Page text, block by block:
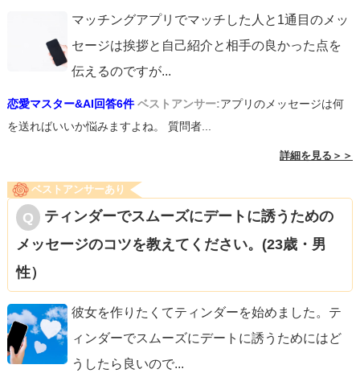
マッチングアプリでマッチした人と1通目のメッ
セージは挨拶と自己紹介と相手の良かった点を
伝えるのですが...
恋愛マスター&AI回答6件 ベストアンサー:アプリのメッセージは何
を送ればいいか悩みますよね。 質問者...
詳細を見る＞＞
ベストアンサーあり
ティンダーでスムーズにデートに誘うための
メッセージのコツを教えてください。(23歳・男
性）
彼女を作りたくてティンダーを始めました。テ
ィンダーでスムーズにデートに誘うためにはど
うしたら良いので...